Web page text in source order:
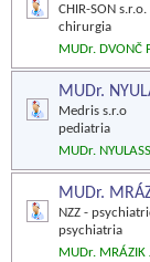
CHIR-SON s.r.o.
chirurgia
MUDr. DVONČ
MUDr.
Medris s.r.o
pediatria
MUDr.
MUDr.
NZZ -
psychiatria
MUDr. MRÁZIK